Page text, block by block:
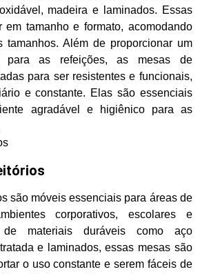
madeira e laminados. Essas
em tamanho e formato, acomodando
tamanhos. Além de proporcionar um
para as refeições, as mesas de
para ser resistentes e funcionais,
e constante. Elas são essenciais
agradável e higiênico para as
são móveis essenciais para áreas de
corporativos, escolares e
de materiais duráveis como aço
e laminados, essas mesas são
o uso constante e serem fáceis de